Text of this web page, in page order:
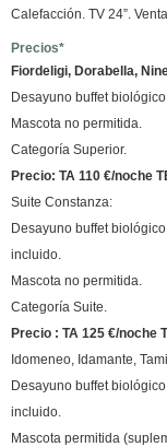
Calefacción. TV 24”.
Precios*
Fiordeligi, Dorabella,
Desayuno buffet
Mascota no permitida.
Categoría Superior.
Precio: TA 110 €/noche
Suite Constanza:
Desayuno buffet
incluido.
Mascota no permitida.
Categoría Suite.
Precio : TA 125 €/noche
Idomeneo, Idamante,
Desayuno buffet
incluido.
Mascota permitida